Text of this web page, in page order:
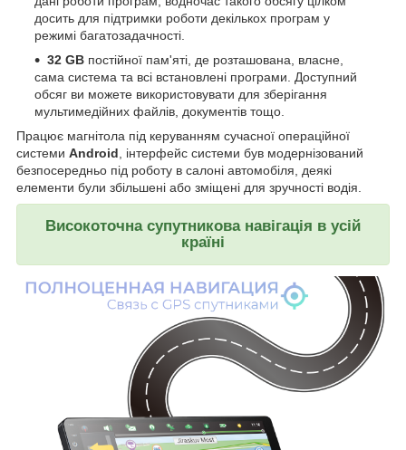
досить для підтримки роботи декількох програм у
режимі багатозадачності.
32 GB постійної пам'яті, де розташована, власне,
сама система та всі встановлені програми. Доступний
обсяг ви можете використовувати для зберігання
мультимедійних файлів, документів тощо.
Працює магнітола під керуванням сучасної операційної
системи Android , інтерфейс системи був модернізований
безпосередньо під роботу в салоні автомобіля, деякі
елементи були збільшені або зміщені для зручності водія.
Високоточна супутникова навігація в усій
країні